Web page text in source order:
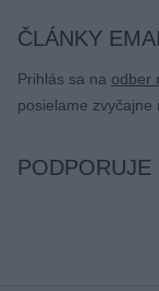
ČLÁNKY
Prihlás sa na odber
posielame zvyčajne
PODPORUJE